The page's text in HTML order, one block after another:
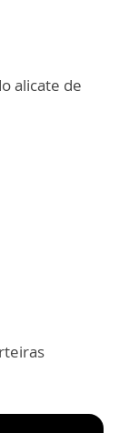
alicate de